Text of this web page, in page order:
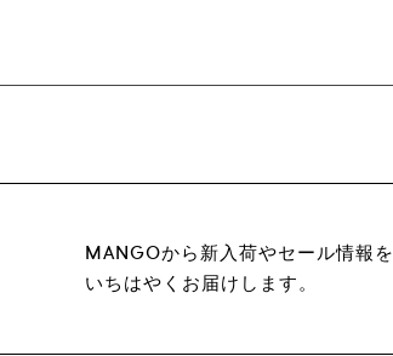
MANGOから新入荷やセール情報を
いちはやくお届けします。